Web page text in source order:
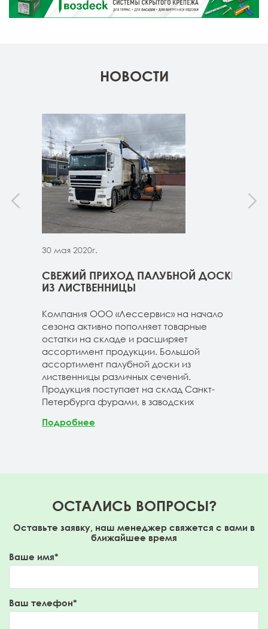
НОВОСТИ
30 мая 2020г.
СВЕЖИЙ ПРИХОД ПАЛУБНОЙ ДОСКИ
ИЗ ЛИСТВЕННИЦЫ
Компания ООО «Лессервис» на начало
сезона активно пополняет товарные
остатки на складе и расширяет
ассортимент продукции. Большой
ассортимент палубной доски из
лиственницы различных сечений.
Продукция поступает на склад Санкт-
Петербурга фурами, в заводских
Подробнее
ОСТАЛИСЬ ВОПРОСЫ?
Оставьте заявку, наш менеджер свяжется с вами в
ближайшее время
Ваше имя*
Ваш телефон*